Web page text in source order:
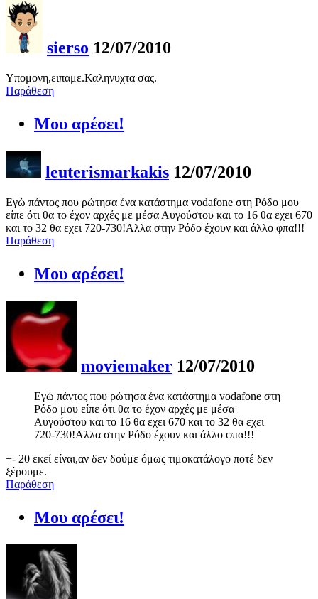
sierso 12/07/2010
Υπομονη,ειπαμε.Καληνυχτα σας.
Παράθεση
Μου αρέσει!
leuterismarkakis 12/07/2010
Εγώ πάντος που ρώτησα ένα κατάστημα vodafone στη Ρόδο μου
είπε ότι θα το έχον αρχές με μέσα Αυγούστου και το 16 θα εχει 670
και το 32 θα εχει 720-730!Αλλα στην Ρόδο έχουν και άλλο φπα!!!
Παράθεση
Μου αρέσει!
moviemaker 12/07/2010
Εγώ πάντος που ρώτησα ένα κατάστημα vodafone στη
Ρόδο μου είπε ότι θα το έχον αρχές με μέσα
Αυγούστου και το 16 θα εχει 670 και το 32 θα εχει
720-730!Αλλα στην Ρόδο έχουν και άλλο φπα!!!
+- 20 εκεί είναι,αν δεν δούμε όμως τιμοκατάλογο ποτέ δεν
ξέρουμε.
Παράθεση
Μου αρέσει!